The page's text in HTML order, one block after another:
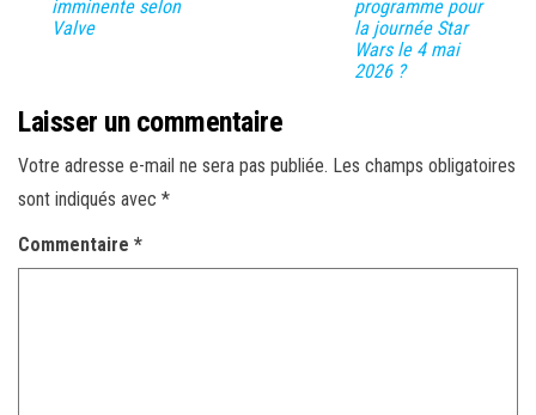
imminente selon
Valve
programme pour
la journée Star
Wars le 4 mai
2026 ?
Laisser un commentaire
Votre adresse e-mail ne sera pas publiée. Les champs obligatoires
sont indiqués avec *
Commentaire *